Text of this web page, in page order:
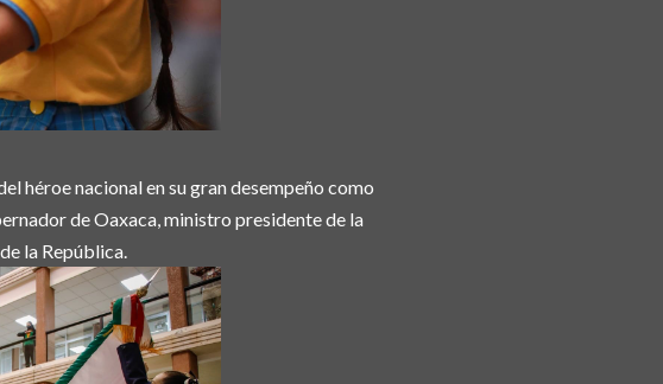
héroe nacional en su gran desempeño como
de Oaxaca, ministro presidente de la
la República.